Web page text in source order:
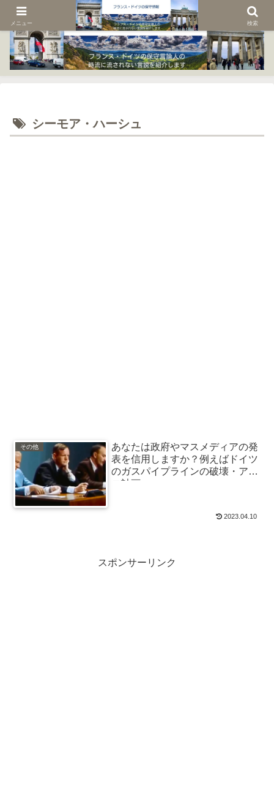
シーモア・ハーシュ
その他
あなたは政府やマスメディアの発
表を信用しますか？例えばドイツ
のガスパイプラインの破壊・アポ
ロ計画、、
2023.04.10
スポンサーリンク
メニュー 検索